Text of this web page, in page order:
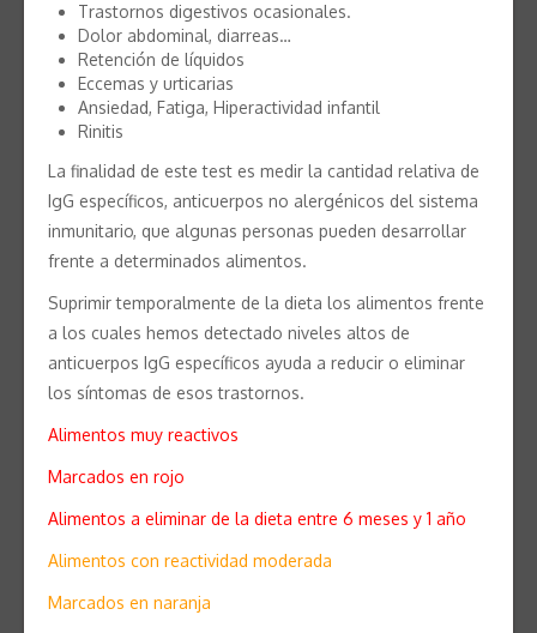
Trastornos digestivos ocasionales.
Dolor abdominal, diarreas…
Retención de líquidos
Eccemas y urticarias
Ansiedad, Fatiga, Hiperactividad infantil
Rinitis
La finalidad de este test es medir la cantidad relativa de
IgG específicos, anticuerpos no alergénicos del sistema
inmunitario, que algunas personas pueden desarrollar
frente a determinados alimentos.
Suprimir temporalmente de la dieta los alimentos frente
a los cuales hemos detectado niveles altos de
anticuerpos IgG específicos ayuda a reducir o eliminar
los síntomas de esos trastornos.
Alimentos muy reactivos
Marcados en rojo
Alimentos a eliminar de la dieta entre 6 meses y 1 año
Alimentos con reactividad moderada
Marcados en naranja